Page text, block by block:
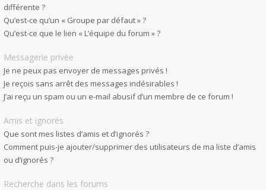
différente ?
Qu’est-ce qu’un « Groupe par défaut » ?
Qu’est-ce que le lien « L’équipe du forum » ?
Messagerie privée
Je ne peux pas envoyer de messages privés !
Je reçois sans arrêt des messages indésirables !
J’ai reçu un spam ou un e-mail abusif d’un membre de ce forum !
Amis et ignorés
Que sont mes listes d’amis et d’ignorés ?
Comment puis-je ajouter/supprimer des utilisateurs de ma liste d’amis
ou d’ignorés ?
Recherche dans les forums